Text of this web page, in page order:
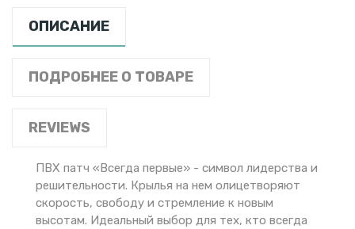
ОПИСАНИЕ
ПОДРОБНЕЕ О ТОВАРЕ
REVIEWS
ПВХ патч «Всегда первые» - символ лидерства и
решительности. Крылья на нем олицетворяют
скорость, свободу и стремление к новым
высотам. Идеальный выбор для тех, кто всегда